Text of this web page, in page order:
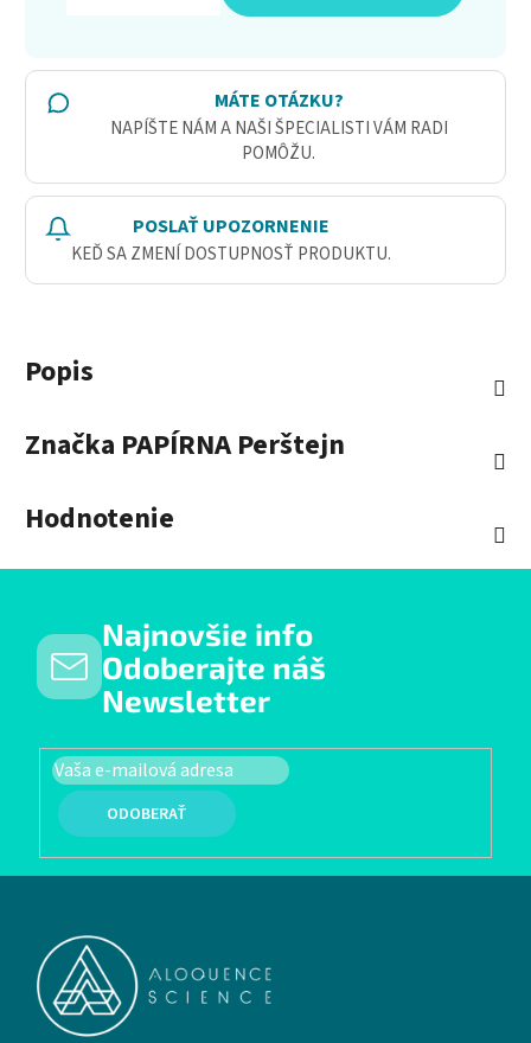
MÁTE OTÁZKU?
NAPÍŠTE NÁM A NAŠI ŠPECIALISTI VÁM RADI
POMÔŽU.
POSLAŤ UPOZORNENIE
KEĎ SA ZMENÍ DOSTUPNOSŤ PRODUKTU.
Popis
Značka PAPÍRNA Perštejn
Hodnotenie
Najnovšie info
Odoberajte náš
Newsletter
PRIHLÁSIŤ SA